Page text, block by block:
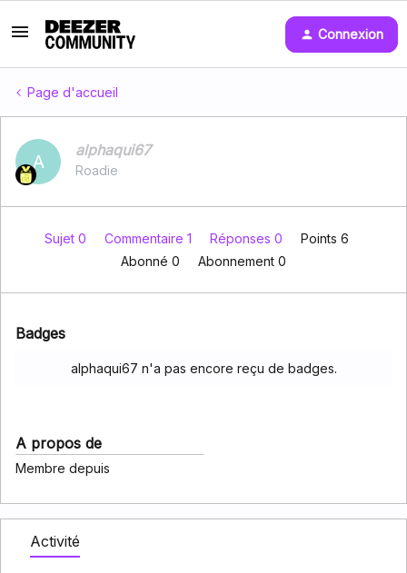
Connexion
Page d'accueil
A
alphaqui67
Roadie
Sujet 0 Commentaire 1 Réponses 0
Points 6
Abonné 0 Abonnement 0
Badges
alphaqui67 n'a pas encore reçu de badges.
A propos de
Membre depuis
Activité